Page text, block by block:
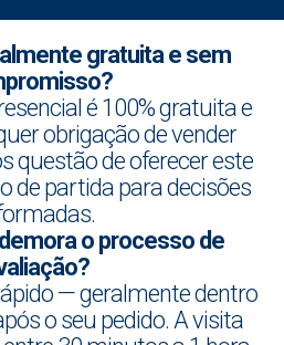
gratuita e sem
é 100% gratuita e
obrigação de vender
questão de oferecer este
de partida para decisões
o processo de
— geralmente dentro
o seu pedido. A visita